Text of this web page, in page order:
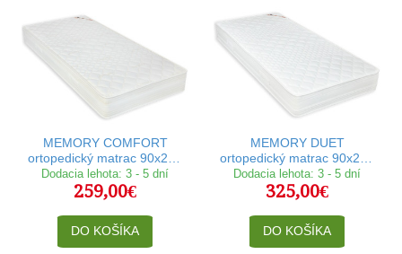
MEMORY COMFORT
ortopedický matrac 90x200
cm
Dodacia lehota: 3 - 5 dní
259,00€
DO KOŠÍKA
MEMORY DUET
ortopedický matrac 90x200
cm
Dodacia lehota: 3 - 5 dní
325,00€
DO KOŠÍKA